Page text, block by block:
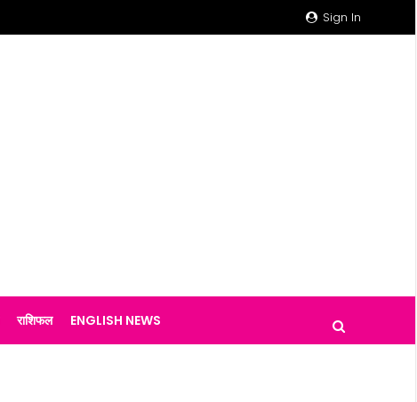
Sign In
राशिफल ENGLISH NEWS